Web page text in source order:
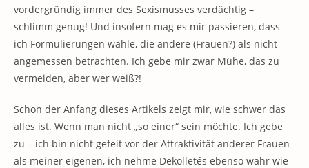
vordergründig immer des Sexismusses verdächtig –
schlimm genug! Und insofern mag es mir passieren, dass
ich Formulierungen wähle, die andere (Frauen?) als nicht
angemessen betrachten. Ich gebe mir zwar Mühe, das zu
vermeiden, aber wer weiß?!
Schon der Anfang dieses Artikels zeigt mir, wie schwer das
alles ist. Wenn man nicht „so einer“ sein möchte. Ich gebe
zu – ich bin nicht gefeit vor der Attraktivität anderer Frauen
als meiner eigenen, ich nehme Dekolletés ebenso wahr wie